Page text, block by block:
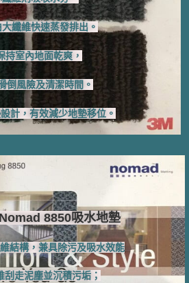
大纖維快速蒸發排出。
持室內地面乾爽，
倒風險及清潔時間。
計，有效減少地墊移位。
8850吸水地墊​
結構， 兼具除污及吸水效能
刮走泥塵並沉積污垢；